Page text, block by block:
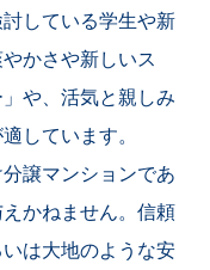
している学生や新
かさや新しいス
や、活気と親しみ
しています。
譲マンションであ
かねません。信頼
は大地のような安